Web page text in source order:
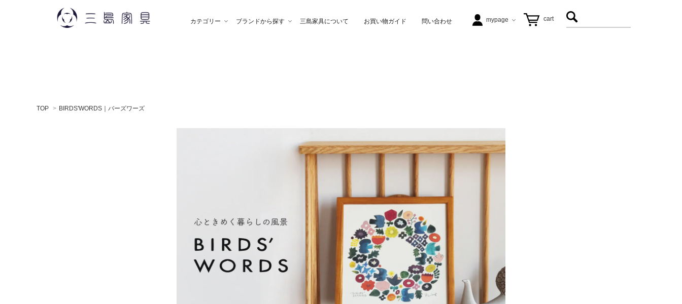
カテゴリー
デスク
照 明
ブランドから探す
薫玉堂
tetra（テトラ）
ひむか
ぽれぽれ 松野屋
三島家具について お買い物ガイド 問い合わせ mypage cart
TOP > BIRDS'WORDS｜バーズワーズ